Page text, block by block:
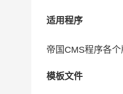
适用程序
帝国CMS程序各个
模板文件